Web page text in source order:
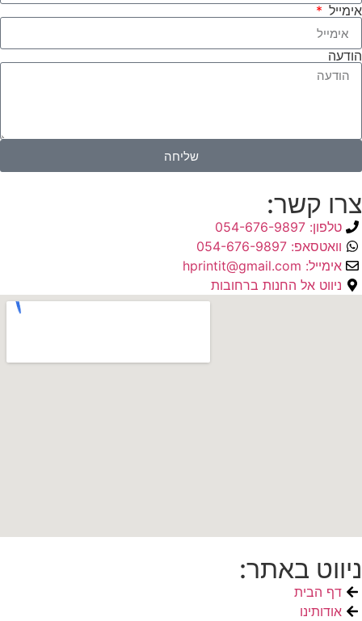
אימייל
הודעה
שליחה
צרו קשר:
טלפון: 054-676-9897
וואטסאפ: 054-676-9897
אימייל: hprintit@gmail.com
ניווט אל החנות ברחובות
ניווט באתר:
דף הבית
אודותינו